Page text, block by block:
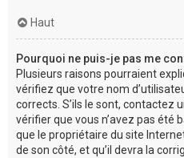
Haut
Pourquoi ne puis-je pas me
Plusieurs raisons pourraient
vérifiez que votre nom
corrects. S’ils le sont,
vérifier que vous n’avez pas été
que le propriétaire du site
de son côté, et qu’il devra la